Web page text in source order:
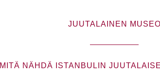
JUUTALAINEN MUSEO
MITÄ NÄHDÄ ISTANBULIN